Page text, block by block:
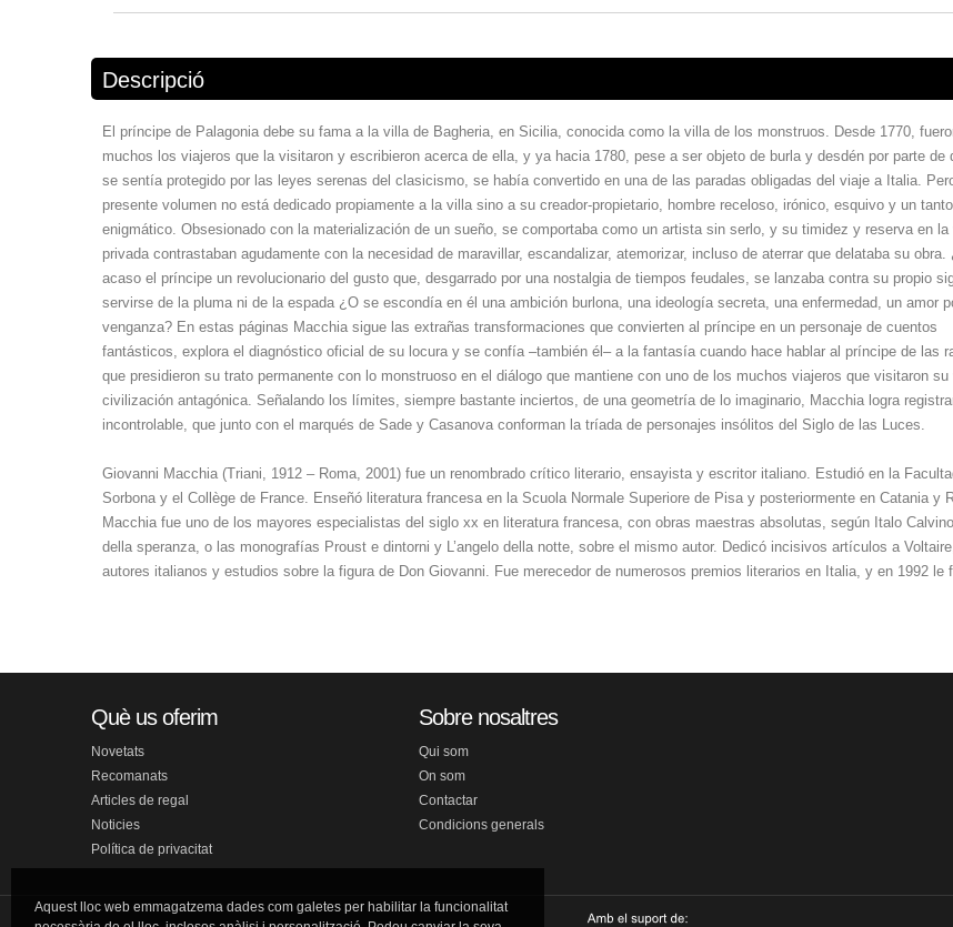
Descripció
El príncipe de Palagonia debe su fama a la villa de Bagheria, en Sicilia, conocida como la villa de los monstruos. Desde 1770,
muchos los viajeros que la visitaron y escribieron acerca de ella, y ya hacia 1780, pese a ser objeto de burla y desdén por parte de
se sentía protegido por las leyes serenas del clasicismo, se había convertido en una de las paradas obligadas del viaje a Italia.
presente volumen no está dedicado propiamente a la villa sino a su creador-propietario, hombre receloso, irónico, esquivo y un tanto
enigmático. Obsesionado con la materialización de un sueño, se comportaba como un artista sin serlo, y su timidez y reserva en la
privada contrastaban agudamente con la necesidad de maravillar, escandalizar, atemorizar, incluso de aterrar que delataba su obra.
acaso el príncipe un revolucionario del gusto que, desgarrado por una nostalgia de tiempos feudales, se lanzaba contra su propio
servirse de la pluma ni de la espada ¿O se escondía en él una ambición burlona, una ideología secreta, una enfermedad, un amor
venganza? En estas páginas Macchia sigue las extrañas transformaciones que convierten al príncipe en un personaje de cuentos
fantásticos, explora el diagnóstico oficial de su locura y se confía –también él– a la fantasía cuando hace hablar al príncipe de las
que presidieron su trato permanente con lo monstruoso en el diálogo que mantiene con uno de los muchos viajeros que visitaron
civilización antagónica. Señalando los límites, siempre bastante inciertos, de una geometría de lo imaginario, Macchia logra
incontrolable, que junto con el marqués de Sade y Casanova conforman la tríada de personajes insólitos del Siglo de las Luces.
Giovanni Macchia (Triani, 1912 – Roma, 2001) fue un renombrado crítico literario, ensayista y escritor italiano. Estudió en la
Sorbona y el Collège de France. Enseñó literatura francesa en la Scuola Normale Superiore de Pisa y posteriormente en Catania
Macchia fue uno de los mayores especialistas del siglo xx en literatura francesa, con obras maestras absolutas, según Italo
della speranza, o las monografías Proust e dintorni y L’angelo della notte, sobre el mismo autor. Dedicó incisivos artículos a
autores italianos y estudios sobre la figura de Don Giovanni. Fue merecedor de numerosos premios literarios en Italia, y en 1992 le
Què us oferim
Novetats
Recomanats
Articles de regal
Noticies
Política de privacitat
Sobre nosaltres
Qui som
On som
Contactar
Condicions generals
Aquest lloc web emmagatzema dades com galetes per habilitar la funcionalitat